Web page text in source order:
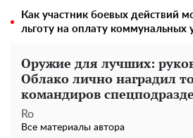
Как участник боевых действий
льготу на оплату коммунальных
Оружие для лучших:
Облако лично наградил
командиров
Ro
Все материалы автора